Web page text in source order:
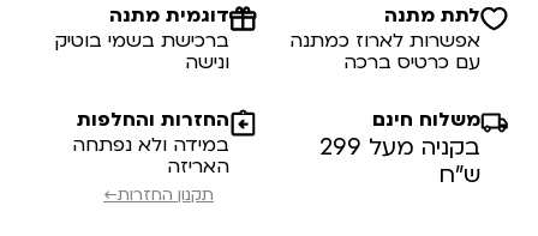
לתת מתנה
אפשרות לארוז כמתנה
עם כרטיס ברכה
דוגמית מתנה
ברכישת בשמי בוטיק
ונישה
משלוח חינם
בקניה מעל 299
ש”ח
החזרות והחלפות
במידה ולא נפתחה
האריזה
תקנון החזרות←